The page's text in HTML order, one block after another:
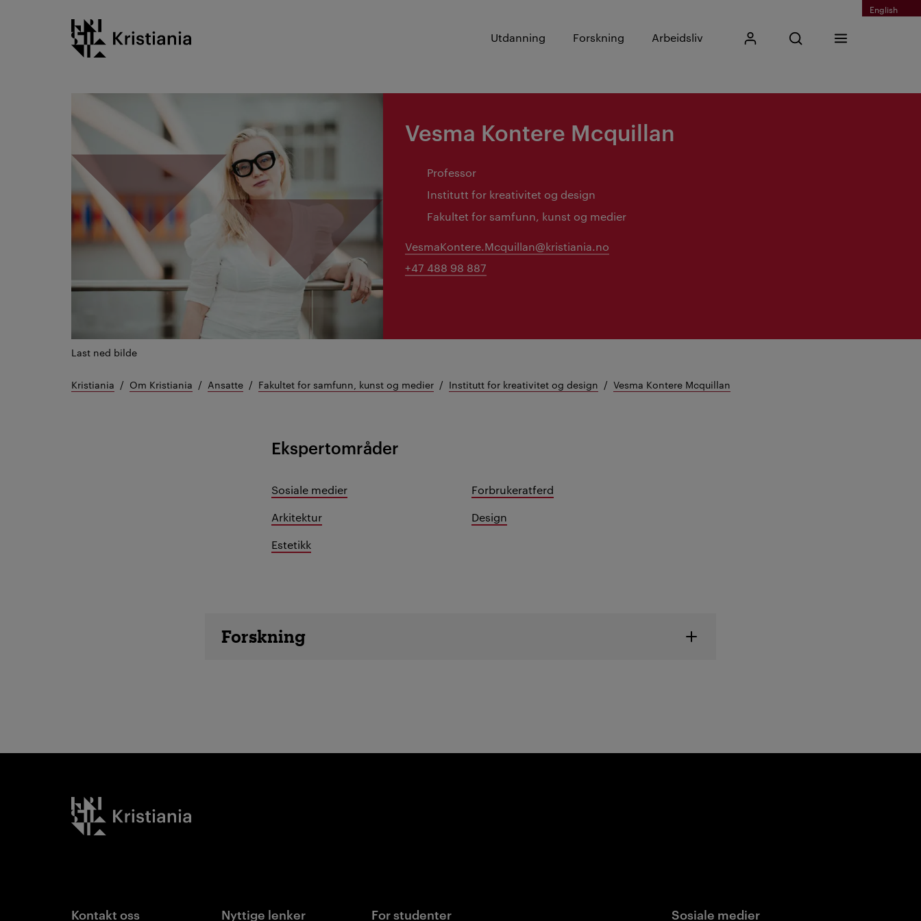
English
Kristiania logo
Utdanning Forskning Arbeidsliv Mitt KristianiaÅpne søk
Skriv inn søkefrase
Søk
Meny
Last ned bilde
Vesma Kontere Mcquillan
Professor
Institutt for kreativitet og design
Fakultet for samfunn, kunst og medier
VesmaKontere.Mcquillan@kristiania.no
+47 488 98 887
Kristiania Om Kristiania Ansatte Fakultet for samfunn, kunst og medier Institutt for kreativitet og design Vesma Kontere Mcquillan
Ekspertområder
Sosiale medier
Forbrukeratferd
Arkitektur
Design
Estetikk
Ansatte detaljer
Forskning
Kristiania logo
Kontakt oss Nyttige lenker For studenter Sosiale medier